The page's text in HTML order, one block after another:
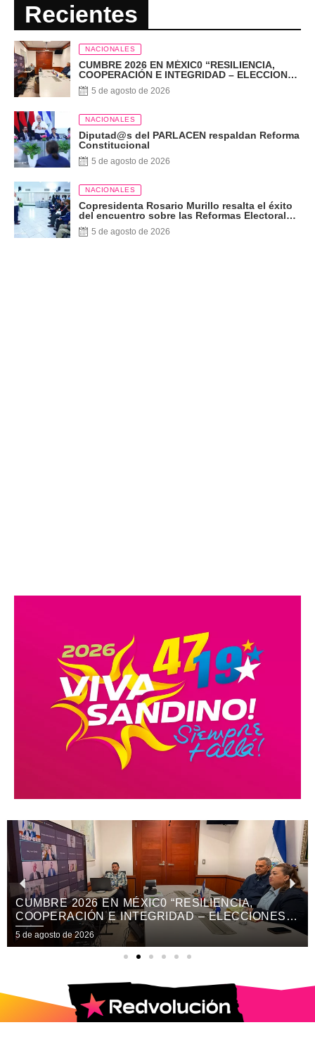
Recientes
NACIONALES
CUMBRE 2026 EN MÉXIC0 “RESILIENCIA,
COOPERACIÓN E INTEGRIDAD – ELECCIONES
EN EL SIGLO XXI”
5 de agosto de 2026
NACIONALES
Diputad@s del PARLACEN respaldan Reforma
Constitucional
5 de agosto de 2026
NACIONALES
Copresidenta Rosario Murillo resalta el éxito
del encuentro sobre las Reformas Electorales
con diputados del PARLACEN
5 de agosto de 2026
DIPUTAD@S DEL PARLACEN RESPALDAN
REFORMA CONSTITUCIONAL
5 de agosto de 2026